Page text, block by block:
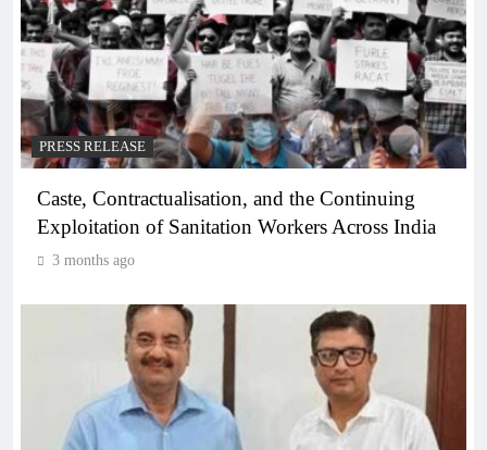
PRESS RELEASE
Caste, Contractualisation, and the Continuing
Exploitation of Sanitation Workers Across India
3 months ago